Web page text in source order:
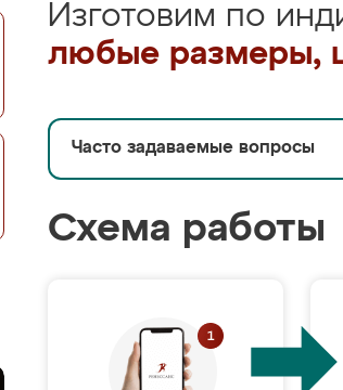
Изготовим по
любые размеры,
Часто задаваемые вопросы
Схема работы